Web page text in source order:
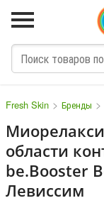
Fresh Skin > Бренды >
области
be.Booster
Левиссим
M N O P